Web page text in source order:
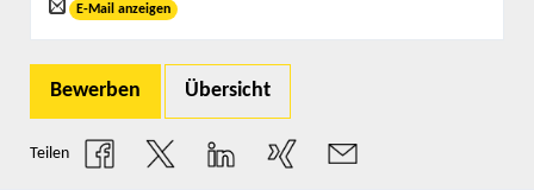
E-Mail anzeigen
Bewerben Übersicht
Teilen